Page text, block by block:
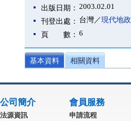
出版日期： 2003.02.01
刊登出處： 台灣／現代地政
頁 數： 6
基本資料 相關資料
公司簡介
法源資訊
會員服務
申請流程